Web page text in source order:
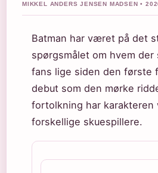
MIKKEL ANDERS JENSEN MADSEN •
Batman har været på det
spørgsmålet om hvem
fans lige siden den første
debut som den mørke
fortolkning har
forskellige skuespillere.